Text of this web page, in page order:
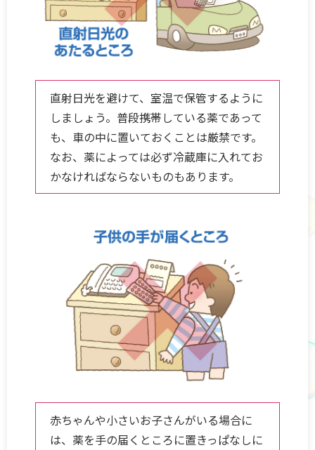
直射日光を避けて、室温で保管するように
しましょう。普段携帯している薬であって
も、車の中に置いておくことは厳禁です。
なお、薬によっては必ず冷蔵庫に入れてお
かなければならないものもあります。
赤ちゃんや小さいお子さんがいる場合に
は、薬を手の届くところに置きっぱなしに